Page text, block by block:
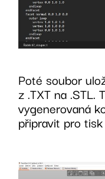
Poté soubor
z .TXT na .STL.
vygenerovaná
připravit pro